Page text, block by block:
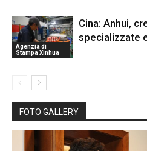
Agenzia di
Stampa Xinhua
Cina: Anhui,
specializzate
FOTO GALLERY